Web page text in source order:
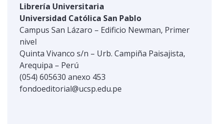
Librería Universitaria
Universidad Católica San Pablo
Campus San Lázaro – Edificio Newman, Primer
nivel
Quinta Vivanco s/n – Urb. Campiña Paisajista,
Arequipa – Perú
(054) 605630 anexo 453
fondoeditorial@ucsp.edu.pe